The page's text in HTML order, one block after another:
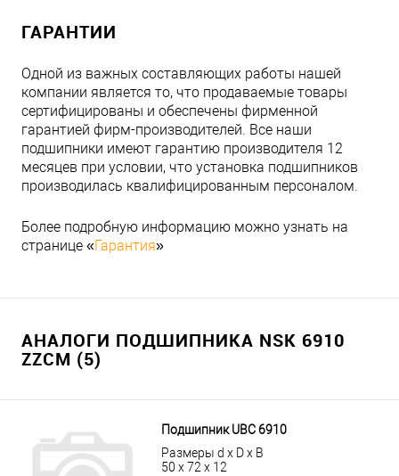
ГАРАНТИИ
Одной из важных составляющих работы нашей
компании является то, что продаваемые товары
сертифицированы и обеспечены фирменной
гарантией фирм-производителей. Все наши
подшипники имеют гарантию производителя 12
месяцев при условии, что установка подшипников
производилась квалифицированным персоналом.
Более подробную информацию можно узнать на
странице «Гарантия»
АНАЛОГИ ПОДШИПНИКА NSK 6910
ZZCM (5)
Подшипник UBC 6910
Размеры d x D x B
50 x 72 x 12